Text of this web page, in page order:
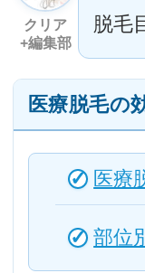
クリア
+編集部
脱毛
医療脱毛の
医療
部位